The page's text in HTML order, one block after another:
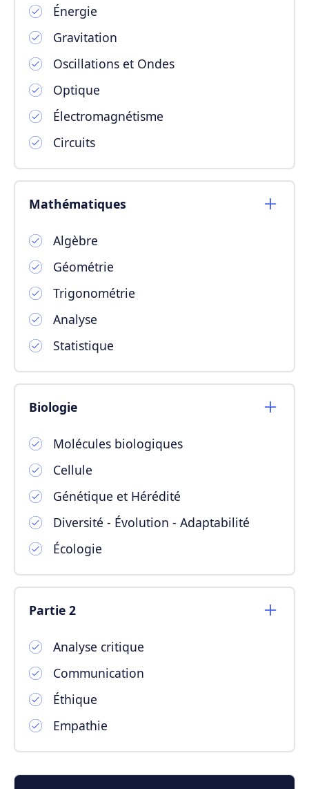
Énergie
Gravitation
Oscillations et Ondes
Optique
Électromagnétisme
Circuits
Mathématiques
Algèbre
Géométrie
Trigonométrie
Analyse
Statistique
Biologie
Molécules biologiques
Cellule
Génétique et Hérédité
Diversité - Évolution - Adaptabilité
Écologie
Partie 2
Analyse critique
Communication
Éthique
Empathie